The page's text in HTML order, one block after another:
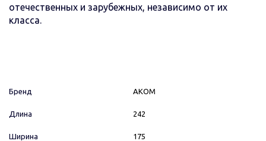
отечественных и зарубежных, независимо от их
класса.
Бренд AКОМ
Длина 242
Ширина 175